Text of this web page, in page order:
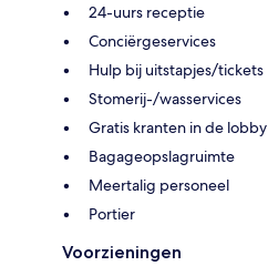
24-uurs receptie
Conciërgeservices
Hulp bij uitstapjes/tickets
Stomerij-/wasservices
Gratis kranten in de lobby
Bagageopslagruimte
Meertalig personeel
Portier
Voorzieningen